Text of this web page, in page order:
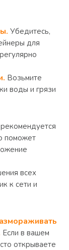
Убедитесь,
для
Возьмите
воды и грязи
поможет
всех
к сети и
Если в вашем
открываете